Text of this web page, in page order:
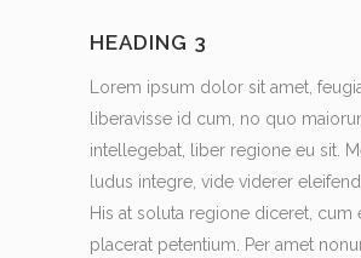
HEADING 3
Lorem ipsum dolor sit amet,
liberavisse id cum, no quo
intellegebat, liber regione eu sit.
ludus integre, vide viderer eleifend
His at soluta regione diceret, cum
placerat petentium. Per amet